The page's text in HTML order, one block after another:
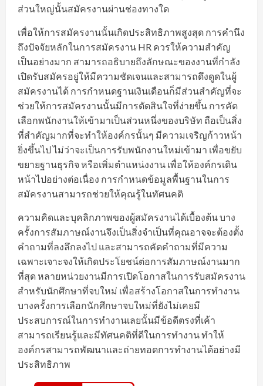
ส่วนใหญ่นั้นสมัครงานผ่านช่องทางใด
เพื่อให้การสมัครงานนั้นเกิดประสิทธิภาพสูงสุด การคำนึง
ถึงปัจจัยหลักในการสมัครงาน HR ควรให้ความสำคัญ
เป็นอย่างมาก สามารถอธิบายถึงลักษณะของงานที่กำลัง
เปิดรับสมัครอยู่ให้มีความชัดเจนและสามารถดึงดูดในผู้
สมัครงานได้ การกำหนดฐานเงินเดือนก็มีส่วนสำคัญที่จะ
ช่วยให้การสมัครงานนั้นมีการตัดสินใจที่ง่ายขึ้น การคัด
เลือกพนักงานให้เข้ามาเป็นส่วนหนึ่งของบริษัท ถือเป็นสิ่ง
ที่สำคัญมากที่จะทำให้องค์กรนั้นๆ มีความเจริญก้าวหน้า
ยิ่งขึ้นไป ไม่ว่าจะเป็นการรับพนักงานใหม่เข้ามา เพื่อขยับ
ขยายฐานธุรกิจ หรือเพิ่มตำแหน่งงาน เพื่อให้องค์กรเดิน
หน้าไปอย่างต่อเนื่อง การกำหนดข้อมูลพื้นฐานในการ
สมัครงานสามารถช่วยให้คุณรู้ในทัศนคติ
ความคิดและบุคลิกภาพของผู้สมัครงานได้เบื้องต้น บาง
ครั้งการสัมภาษณ์งานจึงเป็นสิ่งจำเป็นที่คุณอาจจะต้องตั้ง
คำถามที่ลงลึกลงไป และสามารถคัดคำถามที่มีความ
เฉพาะเจาะจงให้เกิดประโยชน์ต่อการสัมภาษณ์งานมาก
ที่สุด หลายหน่วยงานมีการเปิดโอกาสในการรับสมัครงาน
สำหรับนักศึกษาที่จบใหม่ เพื่อสร้างโอกาสในการทำงาน
บางครั้งการเลือกนักศึกษาจบใหม่ที่ยังไม่เคยมี
ประสบการณ์ในการทำงานเลยนั้นมีข้อดีตรงที่เค้า
สามารถเรียนรู้และมีทัศนคติที่ดีในการทำงาน ทำให้
องค์กรสามารถพัฒนาและถ่ายทอดการทำงานได้อย่างมี
ประสิทธิภาพ